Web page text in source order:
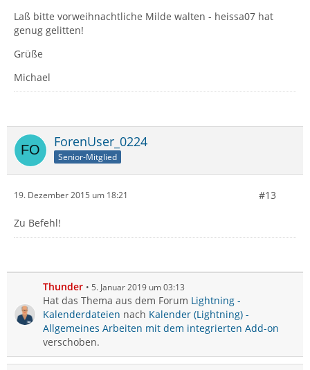
Laß bitte vorweihnachtliche Milde walten - heissa07 hat
genug gelitten!
Grüße
Michael
ForenUser_0224
Senior-Mitglied
19. Dezember 2015 um 18:21 #13
Zu Befehl!
Thunder 5. Januar 2019 um 03:13
Hat das Thema aus dem Forum Lightning -
Kalenderdateien nach Kalender (Lightning) -
Allgemeines Arbeiten mit dem integrierten Add-on
verschoben.